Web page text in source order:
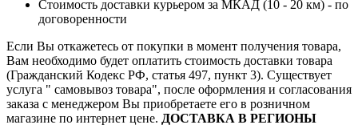
Стоимость доставки курьером за МКАД (10 - 20 км) - по
договоренности
Если Вы откажетесь от покупки в момент получения товара,
Вам необходимо будет оплатить стоимость доставки товара
(Гражданский Кодекс РФ, статья 497, пункт 3). Существует
услуга " самовывоз товара", после оформления и согласования
заказа с менеджером Вы приобретаете его в розничном
магазине по интернет цене. ДОСТАВКА В РЕГИОНЫ